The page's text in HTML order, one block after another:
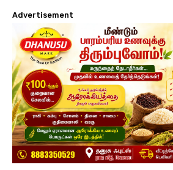
Advertisement